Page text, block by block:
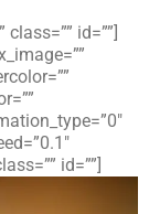
id=””]
id=””]